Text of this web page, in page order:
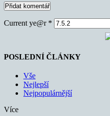
Current ye@r *
POSLEDNÍ ČLÁNKY
Vše
Nejlepší
Nejpopulárnější
Více